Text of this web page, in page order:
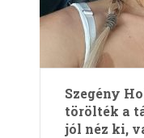
Szegény
törölték a
jól néz ki,